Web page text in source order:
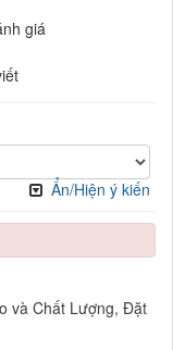
giá
Ẩn/Hiện ý kiến
và Chất Lượng, Đặt